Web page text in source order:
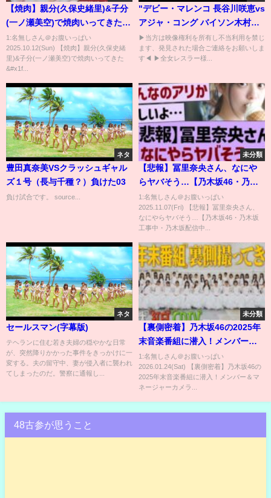
【焼肉】親分(久保史緒里)&子分
(一ノ瀬美空)で焼肉いってきた🍖
【与田ランドのご褒美】
1:名無しさん＠お腹いっぱい
2025.10.12(Sun) 【焼肉】親分(久保史緒
里)&子分(一ノ瀬美空)で焼肉いってきた
&#x1f...
"デビー・マレンコ 長谷川咲恵vs
アジャ・コング バイソン木村
1992年4月29日戸田市スポーツ
センター"全日本女子プロレス公
式
▶当方は映像権利を所有し不当利用を禁じ
ます、発見された場合ご連絡をお願いしま
す◀ ▶全女レスラー様...
ネタ
豊田真奈美VSクラッシュギャル
ズ１号（長与千種？）負けた03
負け試合です。 source...
未分類
【悲報】冨里奈央さん、なにや
らヤバそう…【乃木坂46・乃木
坂工事中・乃木坂配信中】
1:名無しさん＠お腹いっぱい
2025.11.07(Fri) 【悲報】冨里奈央さん、
なにやらヤバそう…【乃木坂46・乃木坂
工事中・乃木坂配信中...
ネタ
セールスマン(字幕版)
テヘランに住む若き夫婦の穏やかな日常
が、突然降りかかった事件をきっかけに一
変する。夫の留守中、妻が侵入者に襲われ
てしまったのだ。警察に通報し...
未分類
【裏側密着】乃木坂46の2025年
末音楽番組に潜入！メンバー＆
マネージャーカメラ📸
1:名無しさん＠お腹いっぱい
2026.01.24(Sat) 【裏側密着】乃木坂46の
2025年末音楽番組に潜入！メンバー＆マ
ネージャーカメラ...
48古参が思うこと